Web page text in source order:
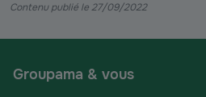
Contenu publié le 27/09/2022
Groupama & vous